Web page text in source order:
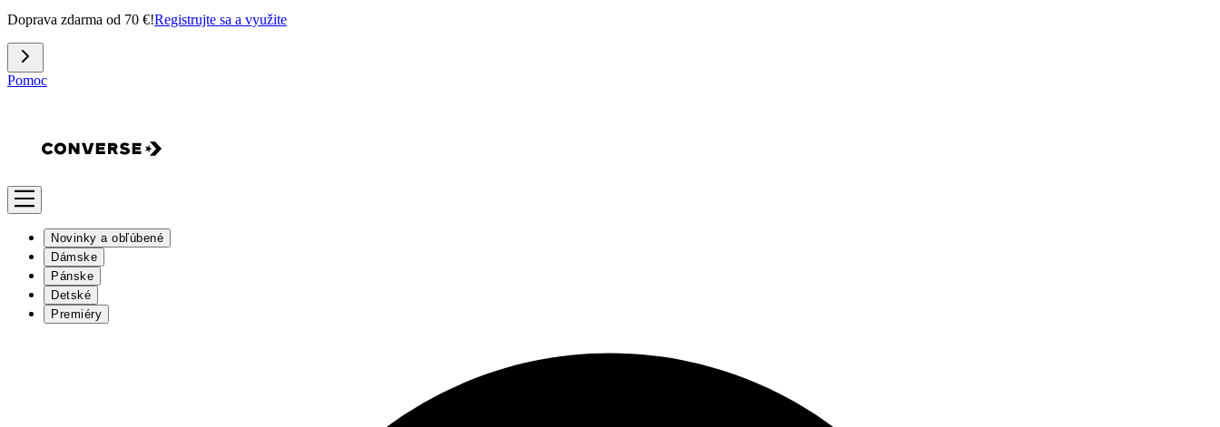
Doprava zdarma od 70 €!Registrujte sa a využite
Pomoc
Novinky a obľúbené
Dámske
Pánske
Detské
Premiéry